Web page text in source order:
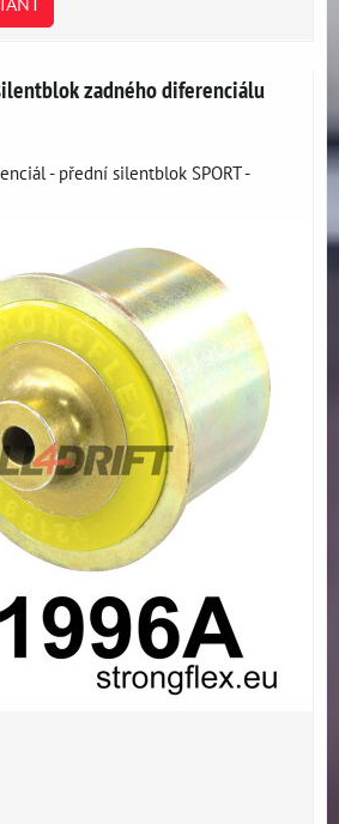
zadného diferenciálu
- přední silentblok SPORT -